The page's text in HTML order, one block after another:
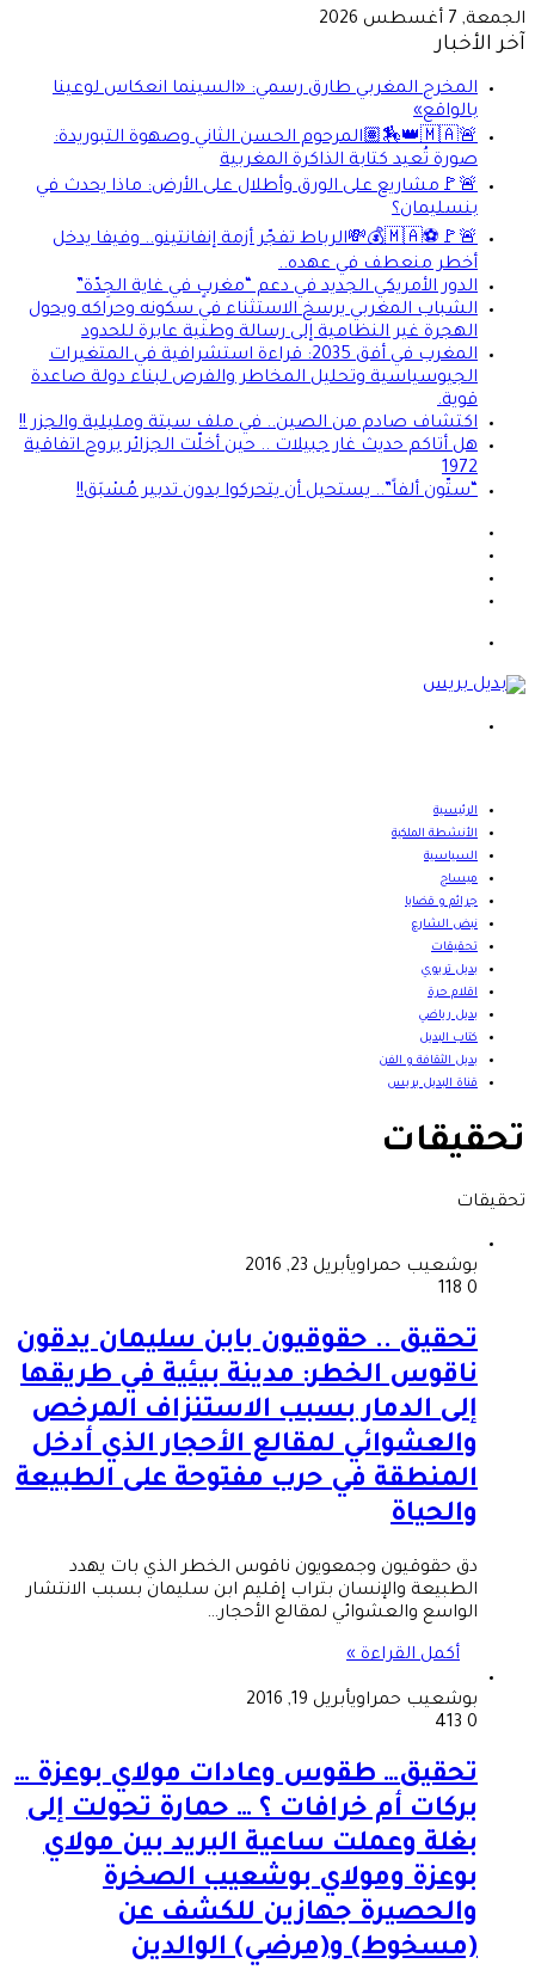
الجمعة, 7 أغسطس 2026
آخر الأخبار
المخرج المغربي طارق رسمي: «السينما انعكاس لوعينا
بالواقع»
🚨🇲🇦👑🏇🏽المرحوم الحسن الثاني وصهوة التبوريدة:
صورة تُعيد كتابة الذاكرة المغربية
🚨🚩مشاريع على الورق وأطلال على الأرض: ماذا يحدث في
بنسليمان؟
🚨🚩⚽🇲🇦💰💸الرباط تفجّر أزمة إنفانتينو.. وفيفا يدخل
أخطر منعطف في عهده..
الدور الأمريكي الجديد في دعم “مغربٍ في غاية الجِدّة”
الشباب المغربي يرسخ الاستثناء في سكونه وحراكه ويحول
الهجرة غير النظامية إلى رسالة وطنية عابرة للحدود
المغرب في أفق 2035: قراءة استشرافية في المتغيرات
الجيوسياسية وتحليل المخاطر والفرص لبناء دولة صاعدة
قوية.
اكتشاف صادم من الصين.. في ملف سبتة ومليلية والجزر !!
هل أتاكم حديث غار جبيلات .. حين أخلّت الجزائر بروح اتفاقية
1972
“ستّون ألفاً”.. يستحيل أن يتحركوا بدون تدبير مُسْبَق!!
الرئيسية
الأنشطة الملكية
السياسية
ميساج
جرائم و قضايا
نبض الشارع
تحقيقات
بديل تربوي
اقلام حرة
بديل رياضي
كتاب البديل
بديل الثقافة و الفن
قناة البديل بريس
تحقيقات
تحقيقات
بوشعيب حمراويأبريل 23, 2016
0
تحقيق .. حقوقيون بابن سليمان يدقون
ناقوس الخطر: مدينة بيئية في طريقها
إلى الدمار بسبب الاستنزاف المرخص
والعشوائي لمقالع الأحجار الذي أدخل
المنطقة في حرب مفتوحة على الطبيعة
والحياة
دق حقوقيون وجمعويون ناقوس الخطر الذي بات يهدد
الطبيعة والإنسان بتراب إقليم ابن سليمان بسبب الانتشار
الواسع والعشوائي لمقالع الأحجار…
أكمل القراءة »
بوشعيب حمراويأبريل 19, 2016
0
تحقيق… طقوس وعادات مولاي بوعزة …
بركات أم خرافات ؟ … حمارة تحولت إلى
بغلة وعملت ساعية البريد بين مولاي
بوعزة ومولاي بوشعيب الصخرة
والحصيرة جهازين للكشف عن
(مسخوط) و(مرضي) الوالدين